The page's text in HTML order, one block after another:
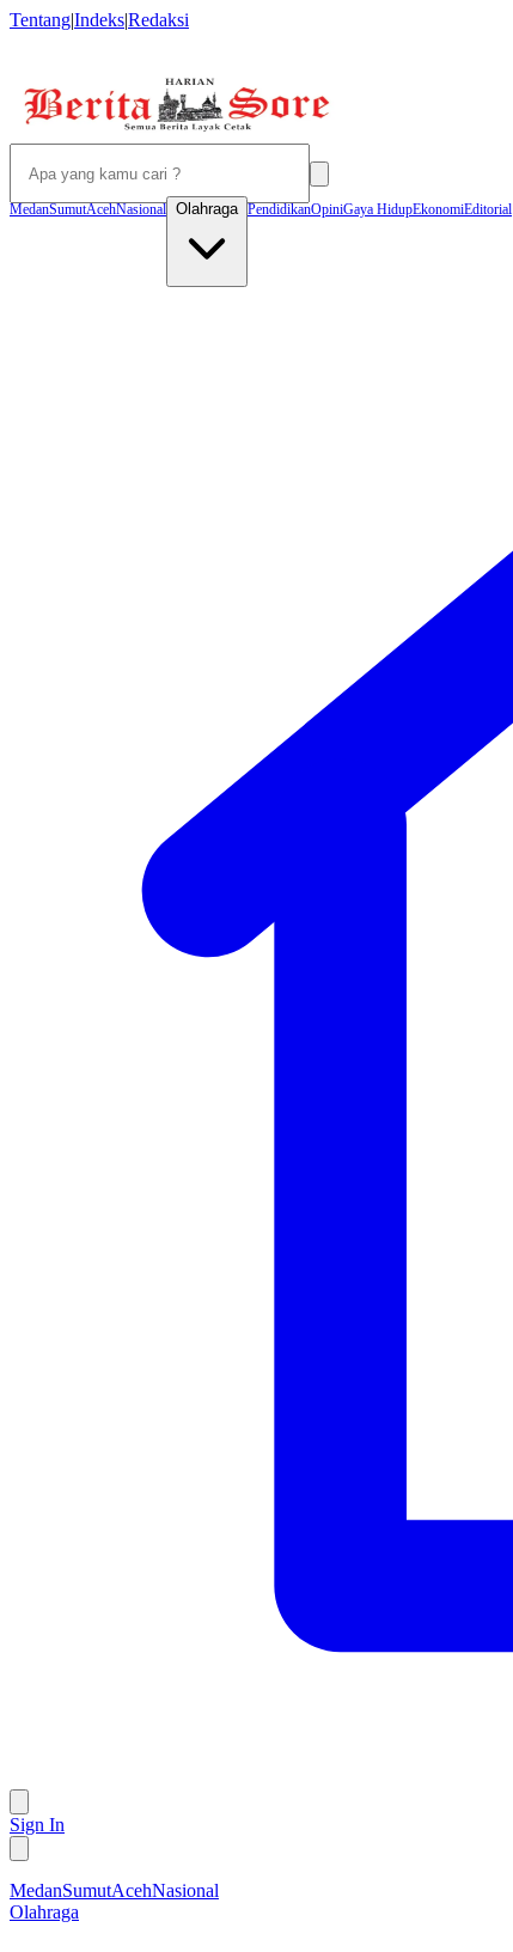
Tentang|Indeks|Redaksi
MedanSumutAcehNasional Olahraga PendidikanOpiniGaya HidupEkonomiEditorial
Sign In
MedanSumutAcehNasional
Olahraga